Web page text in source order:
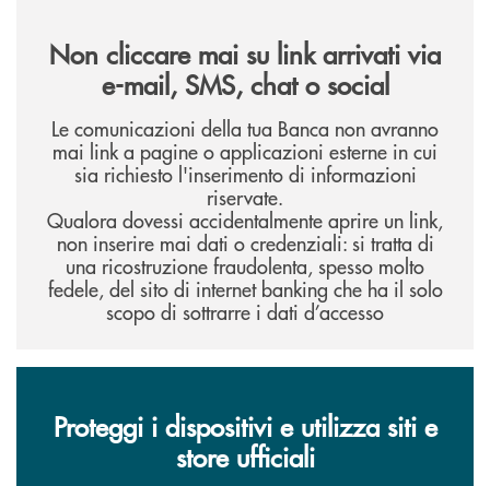
Non cliccare mai su link arrivati via
e-mail, SMS, chat o social
Le comunicazioni della tua Banca non avranno
mai link a pagine o applicazioni esterne in cui
sia richiesto l'inserimento di informazioni
riservate.
Qualora dovessi accidentalmente aprire un link,
non inserire mai dati o credenziali: si tratta di
una ricostruzione fraudolenta, spesso molto
fedele, del sito di internet banking che ha il solo
scopo di sottrarre i dati d’accesso
Proteggi i dispositivi e utilizza siti e
store ufficiali